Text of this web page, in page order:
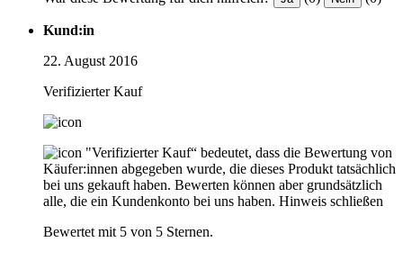
Kund:in
22. August 2016
Verifizierter Kauf
"Verifizierter Kauf“ bedeutet, dass die Bewertung von
Käufer:innen abgegeben wurde, die dieses Produkt tatsächlich
bei uns gekauft haben. Bewerten können aber grundsätzlich
alle, die ein Kundenkonto bei uns haben. Hinweis schließen
Bewertet mit 5 von 5 Sternen.